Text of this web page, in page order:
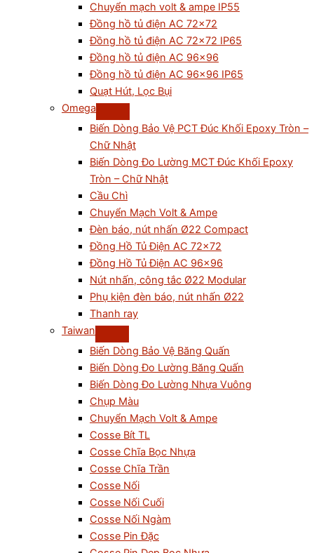
Chuyển mạch volt & ampe IP55
Đồng hồ tủ điện AC 72×72
Đồng hồ tủ điện AC 72×72 IP65
Đồng hồ tủ điện AC 96×96
Đồng hồ tủ điện AC 96×96 IP65
Quạt Hút, Lọc Bụi
Omega
Biến Dòng Bảo Vệ PCT Đúc Khối Epoxy Tròn –
Chữ Nhật
Biến Dòng Đo Lường MCT Đúc Khối Epoxy
Tròn – Chữ Nhật
Cầu Chì
Chuyển Mạch Volt & Ampe
Đèn báo, nút nhấn Ø22 Compact
Đồng Hồ Tủ Điện AC 72×72
Đồng Hồ Tủ Điện AC 96×96
Nút nhấn, công tắc Ø22 Modular
Phụ kiện đèn báo, nút nhấn Ø22
Thanh ray
Taiwan
Biến Dòng Bảo Vệ Băng Quấn
Biến Dòng Đo Lường Băng Quấn
Biến Dòng Đo Lường Nhựa Vuông
Chụp Màu
Chuyển Mạch Volt & Ampe
Cosse Bít TL
Cosse Chĩa Bọc Nhựa
Cosse Chĩa Trần
Cosse Nối
Cosse Nối Cuối
Cosse Nối Ngàm
Cosse Pin Đặc